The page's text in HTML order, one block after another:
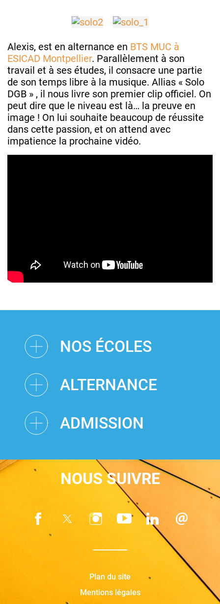
Alexis, est en alternance en BTS MUC à
ESICAD Montpellier. Parallèlement à son
travail et à ses études, il consacre une partie
de son temps libre à la musique. Allias « Solo
DGB » , il nous livre son premier clip officiel. On
peut dire que le niveau est là… la preuve en
image ! On lui souhaite beaucoup de réussite
dans cette passion, et on attend avec
impatience la prochaine vidéo.
NOS ÉCOLES
ALTERNANCE
ADMISSION
NOUS SUIVRE
Plan du site
Mentions légales